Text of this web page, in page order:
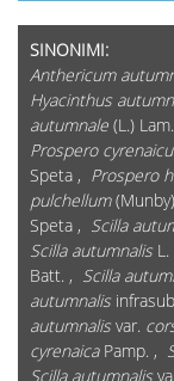
SINONIMI:
Anthericum
Hyacinthus
autumnale (L.)
Prospero
Speta , Prospero
pulchellum
Speta , Scilla
Scilla autumnalis L.
Batt. , Scilla
autumnalis
autumnalis var.
cyrenaicaPamp. ,
Scilla autumnalis